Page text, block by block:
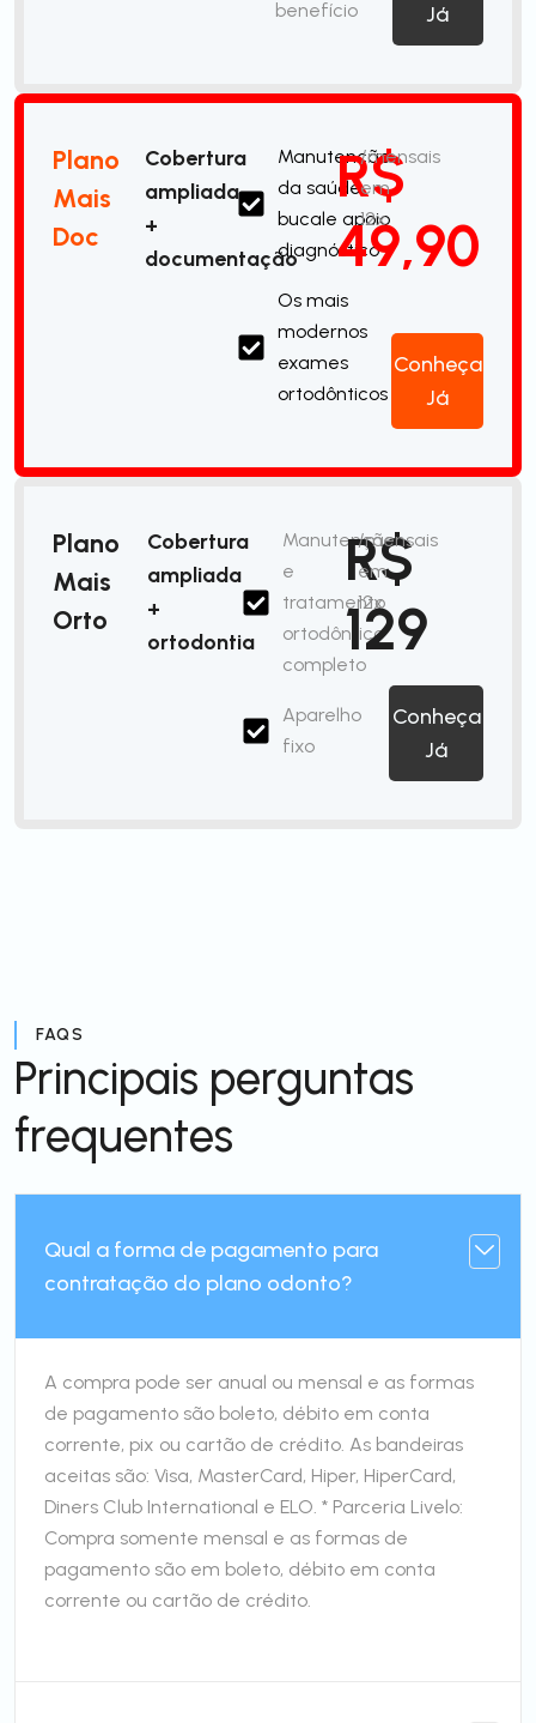
benefício Já
Plano
Mais
Doc
Cobertura
ampliada
+
documentação
Manutenção
da saúde
bucale apoio
diagnóstico
Os mais
modernos
exames
ortodônticos
R$
49,90
/mensais
em
12x
Conheça
Já
Plano
Mais
Orto
Cobertura
ampliada
+
ortodontia
Manutenção
e
tratamento
ortodôntico
completo
Aparelho
fixo
R$
129
/mensais
em
12x
Conheça
Já
FAQS
Principais perguntas
frequentes
Qual a forma de pagamento para
contratação do plano odonto?
A compra pode ser anual ou mensal e as formas
de pagamento são boleto, débito em conta
corrente, pix ou cartão de crédito. As bandeiras
aceitas são: Visa, MasterCard, Hiper, HiperCard,
Diners Club International e ELO. * Parceria Livelo:
Compra somente mensal e as formas de
pagamento são em boleto, débito em conta
corrente ou cartão de crédito.